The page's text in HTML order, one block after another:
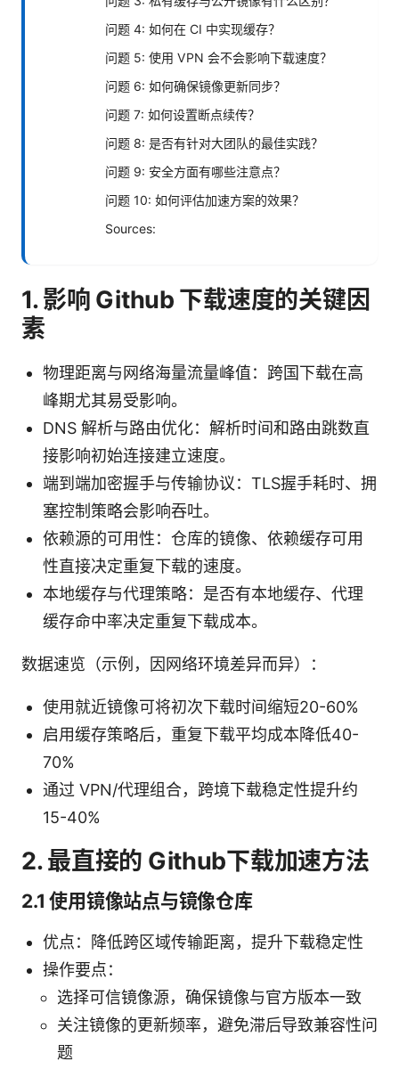
问题 4: 如何在 CI 中实现缓存？
问题 5: 使用 VPN 会不会影响下载速度？
问题 6: 如何确保镜像更新同步？
问题 7: 如何设置断点续传？
问题 8: 是否有针对大团队的最佳实践？
问题 9: 安全方面有哪些注意点？
问题 10: 如何评估加速方案的效果？
Sources:
1. 影响 Github 下载速度的关键因
素
物理距离与网络海量流量峰值：跨国下载在高
峰期尤其易受影响。
DNS 解析与路由优化：解析时间和路由跳数直
接影响初始连接建立速度。
端到端加密握手与传输协议：TLS握手耗时、拥
塞控制策略会影响吞吐。
依赖源的可用性：仓库的镜像、依赖缓存可用
性直接决定重复下载的速度。
本地缓存与代理策略：是否有本地缓存、代理
缓存命中率决定重复下载成本。
数据速览（示例，因网络环境差异而异）：
使用就近镜像可将初次下载时间缩短20-60%
启用缓存策略后，重复下载平均成本降低40-
70%
通过 VPN/代理组合，跨境下载稳定性提升约
15-40%
2. 最直接的 Github下载加速方法
2.1 使用镜像站点与镜像仓库
优点：降低跨区域传输距离，提升下载稳定性
操作要点：
选择可信镜像源，确保镜像与官方版本一致
关注镜像的更新频率，避免滞后导致兼容性问
题